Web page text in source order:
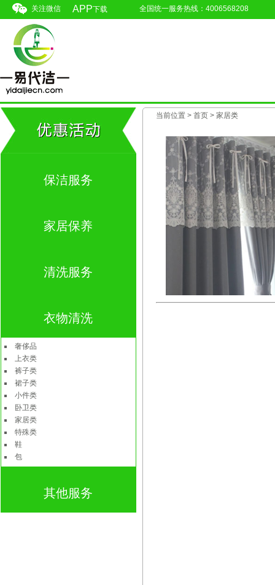
关注微信 APP下载 全国统一服务热线：4006568208
保洁服务
家居保养
清洗服务
衣物清洗
奢侈品
上衣类
裤子类
裙子类
小件类
卧卫类
家居类
特殊类
鞋
包
其他服务
当前位置 >首页 >家居类